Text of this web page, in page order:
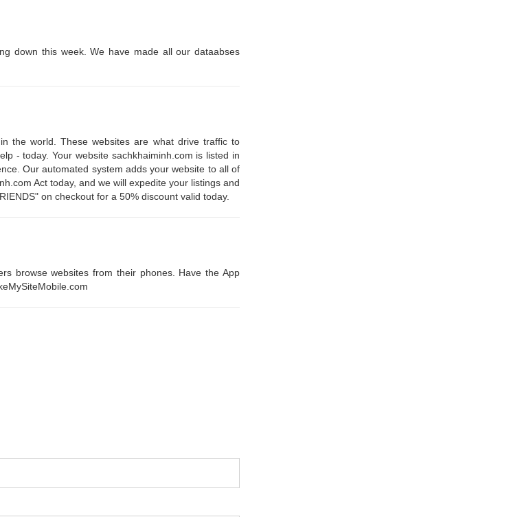
down this week. We have made all our dataabses
the world. These websites are what drive traffic to
- today. Your website sachkhaiminh.com is listed in
Our automated system adds your website to all of
Act today, and we will expedite your listings and
on checkout for a 50% discount valid today.
browse websites from their phones. Have the App